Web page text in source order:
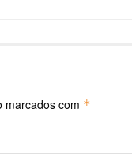
marcados com *